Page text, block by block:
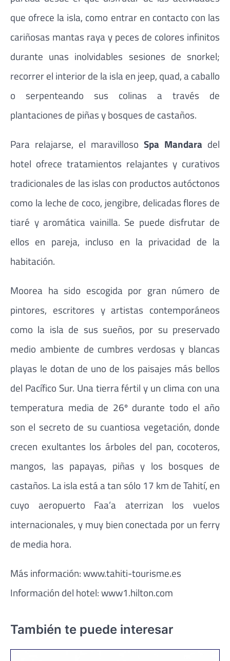
que ofrece la isla, como entrar en contacto con las
cariñosas mantas raya y peces de colores infinitos
durante unas inolvidables sesiones de snorkel;
recorrer el interior de la isla en jeep, quad, a caballo
o serpenteando sus colinas a través de
plantaciones de piñas y bosques de castaños.
Para relajarse, el maravilloso Spa Mandara del
hotel ofrece tratamientos relajantes y curativos
tradicionales de las islas con productos autóctonos
como la leche de coco, jengibre, delicadas flores de
tiaré y aromática vainilla. Se puede disfrutar de
ellos en pareja, incluso en la privacidad de la
habitación.
Moorea ha sido escogida por gran número de
pintores, escritores y artistas contemporáneos
como la isla de sus sueños, por su preservado
medio ambiente de cumbres verdosas y blancas
playas le dotan de uno de los paisajes más bellos
del Pacífico Sur. Una tierra fértil y un clima con una
temperatura media de 26º durante todo el año
son el secreto de su cuantiosa vegetación, donde
crecen exultantes los árboles del pan, cocoteros,
mangos, las papayas, piñas y los bosques de
castaños. La isla está a tan sólo 17 km de Tahití, en
cuyo aeropuerto Faa’a aterrizan los vuelos
internacionales, y muy bien conectada por un ferry
de media hora.
Más información: www.tahiti-tourisme.es
Información del hotel: www1.hilton.com
También te puede interesar